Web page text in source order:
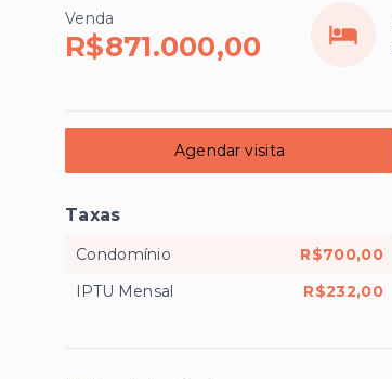
Venda
R$871.000,00
Agendar visita
Taxas
Condomínio
R$700,00
IPTU Mensal
R$232,00